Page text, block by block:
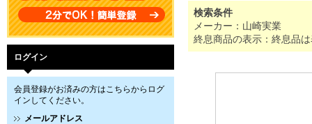
ログイン
会員登録がお済みの方はこちらからログ
インしてください。
メールアドレス
検索条件
メーカー：山崎実業
終息商品の表示：終息品